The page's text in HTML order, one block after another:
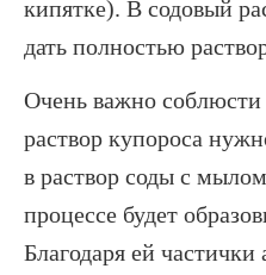
кипятке). В содовый
дать полностью
Очень важно соблюсти
раствор купороса
в раствор соды с
процессе будет
Благодаря ей частички